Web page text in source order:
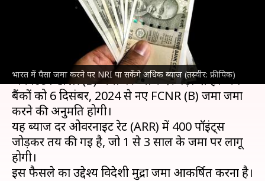
भारत में पैसा जमा करने पर NRI पा सकेंगे अधिक ब्याज (तस्वीर: फ्रीपिक)
Dec 06, 2024 04:16 pm
भारतीय रिजर्व बैंक(RBI) ने विदेशी मुद्रा अनिवासी
अकाउंट FCNR (B) जमा पर ब्याज दर बढ़ा दी है। अब
बैंकों को 6 दिसंबर, 2024 से नए FCNR (B) जमा जमा
करने की अनुमति होगी।
यह ब्याज दर ओवरनाइट रेट (ARR) में 400 पॉइंट्स
जोड़कर तय की गई है, जो 1 से 3 साल के जमा पर लागू
होगी।
इस फैसले का उद्देश्य विदेशी मुद्रा जमा आकर्षित करना है।